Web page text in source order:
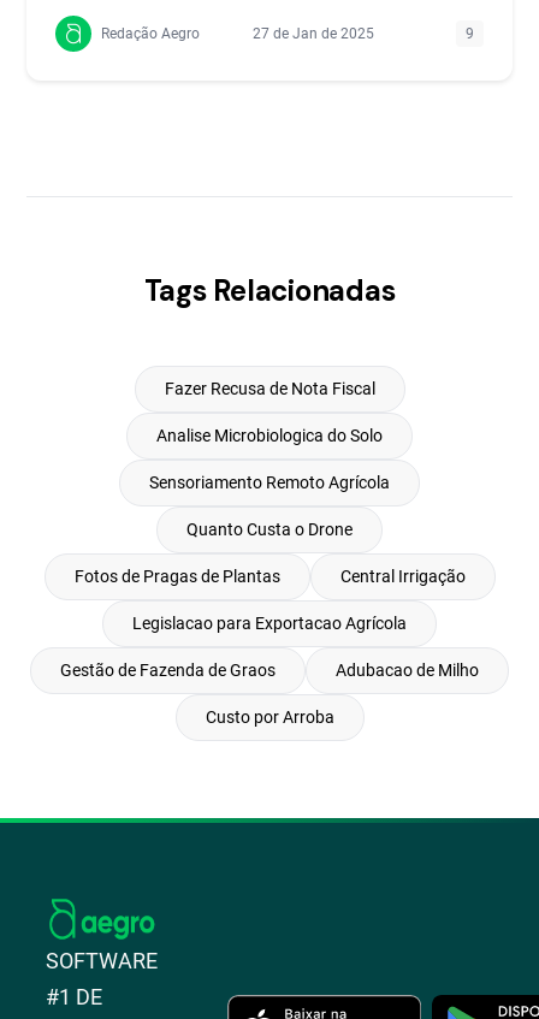
Redação Aegro 27 de Jan de 2025 9
Tags Relacionadas
Fazer Recusa de Nota Fiscal
Analise Microbiologica do Solo
Sensoriamento Remoto Agrícola
Quanto Custa o Drone
Fotos de Pragas de Plantas Central Irrigação
Legislacao para Exportacao Agrícola
Gestão de Fazenda de Graos Adubacao de Milho
Custo por Arroba
SOFTWARE
#1 DE